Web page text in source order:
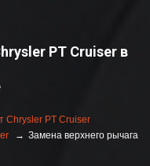
PT Cruiser в
Chrysler PT Cruiser
Замена верхнего рычага